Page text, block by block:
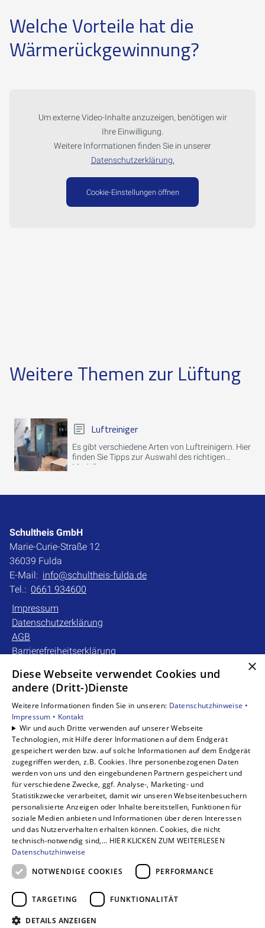
Welche Vorteile hat die
Wärmerückgewinnung?
Um externe Video-Inhalte anzuzeigen, benötigen wir
Ihre Einwilligung.
Weitere Informationen finden Sie in unserer
Datenschutzerklärung.
Cookie-Einstellungen öffnen
Weitere Themen zur Lüftung
Luftreiniger
Es gibt verschiedene Arten von Luftreinigern. Hier
finden Sie Tipps zur Auswahl des richtigen
Modells.
Schultheis GmbH
Marie-Curie-Straße 12
36039 Fulda
E-Mail: info@schultheis-fulda.de
Tel.: 0661 934600
Impressum
Datenschutzerklärung
AGB
Barrierefreiheitserklärung
Unsere Bereiche
Gewerbekunden
Karriere
Unternehmen
Kontakt
×
Diese Webseite verwendet Cookies und
andere (Dritt-)Dienste
Weitere Informationen finden Sie in unseren: Datenschutzhinweise •
Impressum • Kontakt
Wir und auch Dritte verwenden auf unserer Webseite
Technologien, mit Hilfe derer Informationen auf dem Endgerät
gespeichert werden bzw. auf solche Informationen auf dem Endgerät
zugegriffen werden, z.B. Cookies. Ihre personenbezogenen Daten
werden von uns und den eingebundenen Partnern gespeichert und
für verschiedene Zwecke, ggf. Analyse-, Marketing- und
Statistikzwecke verarbeitet, damit wir unseren Webseitenbesuchern
personalisierte Anzeigen oder Inhalte bereitstellen, Funktionen für
soziale Medien anbieten und Informationen über deren Interessen
und das Nutzerverhalten erhalten können. Cookies, die nicht
technisch-notwendig sind,... HIER KLICKEN ZUM WEITERLESEN
Datenschutzhinweise
NOTWENDIGE COOKIES
PERFORMANCE
TARGETING FUNKTIONALITÄT
DETAILS ANZEIGEN